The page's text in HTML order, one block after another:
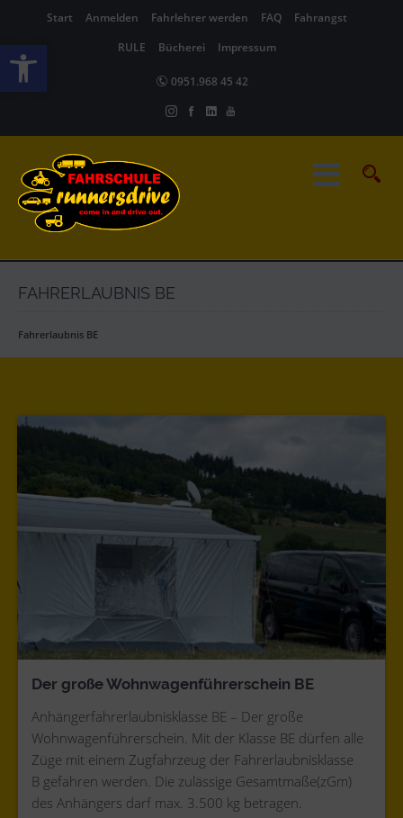
Werkzeugleiste öffnen
Start Anmelden Fahrlehrer werden FAQ
Fahrangst
RULE
Bücherei Impressum
0951.968 45 42
FAHRERLAUBNIS BE
Fahrerlaubnis BE
Der große Wohnwagenführerschein BE
Anhängerfahrerlaubnisklasse BE – Der große
Wohnwagenführerschein. Mit der Klasse BE dürfen alle
Züge mit einem Zugfahrzeug der Fahrerlaubnisklasse
B gefahren werden. Die zulässige Gesamtmaße(zGm)
des Anhängers darf max. 3.500 kg betragen.